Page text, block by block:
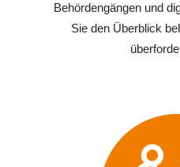
Behördengängen und
Sie den Überblick